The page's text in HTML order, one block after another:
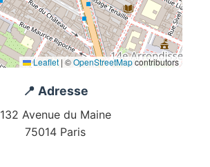
Leaflet | ©OpenStreetMapcontributors
📍 Adresse
132 Avenue du Maine
75014 Paris